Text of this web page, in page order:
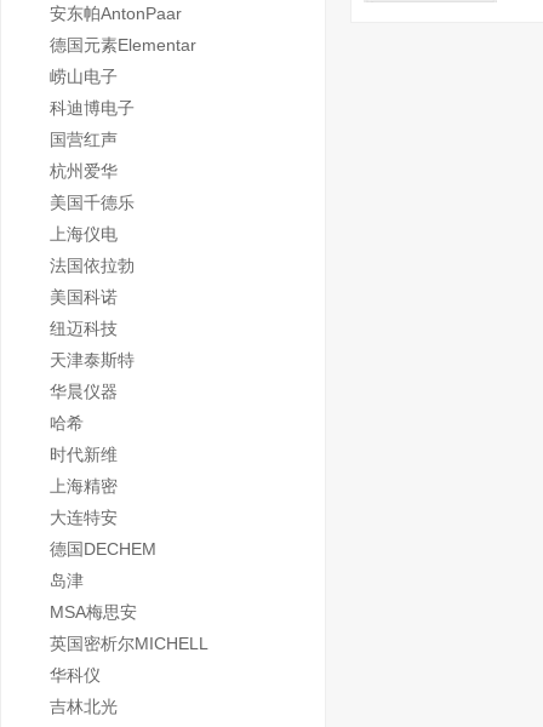
安东帕AntonPaar
德国元素Elementar
崂山电子
科迪博电子
国营红声
杭州爱华
美国千德乐
上海仪电
法国依拉勃
美国科诺
纽迈科技
天津泰斯特
华晨仪器
哈希
时代新维
上海精密
大连特安
德国DECHEM
岛津
MSA梅思安
英国密析尔MICHELL
华科仪
吉林北光